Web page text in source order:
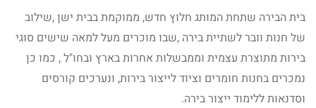
בית הבירה שתחת המותג חלוץ חדש, ממוקמת בבית ישן ,שילוב
של חנות וובר לשתיית בירה ,שבו מוכרים מעל למאה שישים סוגי
בירות מתוצרת עצמית וממבשלות אחרות בארץ ובחו"ל , כמו כן
נמכרים בחנות חומרים וציוד לייצור בירות, ונערכים קורסים
וסדנאות ללימוד ייצור בירה.